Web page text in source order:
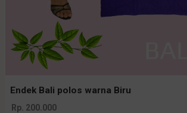
Endek Bali polos warna Biru
Rp. 200.000